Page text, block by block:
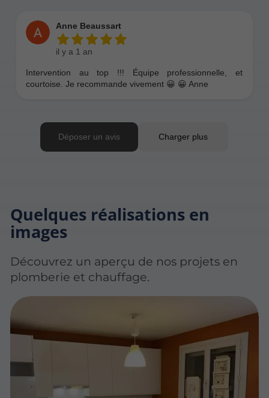
Quelques réalisations en
images
Découvrez un aperçu de nos projets en
plomberie et chauffage.